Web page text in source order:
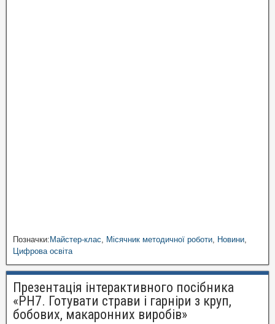
Позначки:Майстер-клас Місячник методичної роботи Новини
Цифрова освіта
Презентація інтерактивного посібника
«РН7. Готувати страви і гарніри з круп,
бобових, макаронних виробів»